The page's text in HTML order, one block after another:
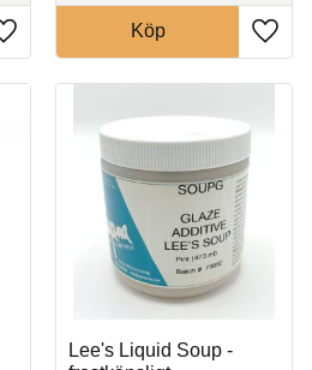
Lägg till i favoriter Lägg
Köp
Lee's Liquid Soup -